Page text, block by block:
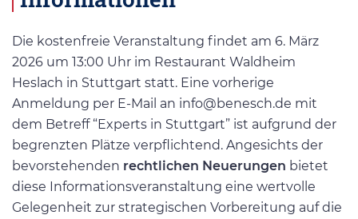
Die kostenfreie Veranstaltung findet am 6. März
2026 um 13:00 Uhr im Restaurant Waldheim
Heslach in Stuttgart statt. Eine vorherige
Anmeldung per E-Mail an info@benesch.de mit
dem Betreff “Experts in Stuttgart” ist aufgrund der
begrenzten Plätze verpflichtend. Angesichts der
bevorstehenden rechtlichen Neuerungen bietet
diese Informationsveranstaltung eine wertvolle
Gelegenheit zur strategischen Vorbereitung auf die